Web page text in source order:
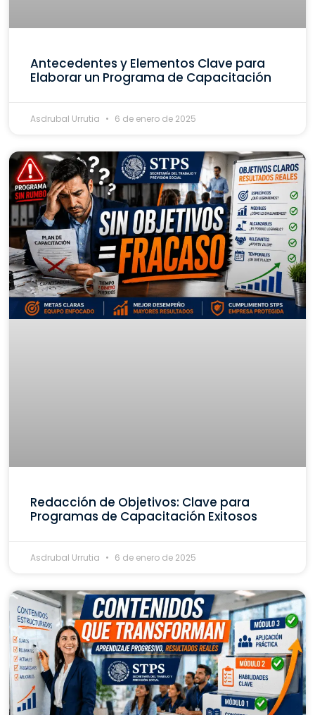
Antecedentes y Elementos Clave para
Elaborar un Programa de Capacitación
Asdrubal Urrutia 6 de enero de 2025
Redacción de Objetivos: Clave para
Programas de Capacitación Exitosos
Asdrubal Urrutia 6 de enero de 2025